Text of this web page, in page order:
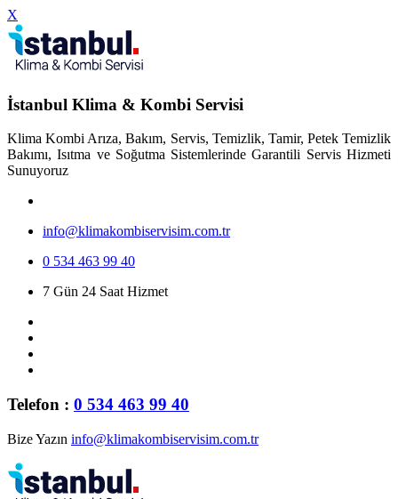
X
İstanbul Klima & Kombi Servisi
Klima Kombi Arıza, Bakım, Servis, Temizlik, Tamir, Petek Temizlik
Bakımı, Isıtma ve Soğutma Sistemlerinde Garantili Servis Hizmeti
Sunuyoruz
info@klimakombiservisim.com.tr
0 534 463 99 40
7 Gün 24 Saat Hizmet
Telefon : 0 534 463 99 40
Bize Yazın info@klimakombiservisim.com.tr